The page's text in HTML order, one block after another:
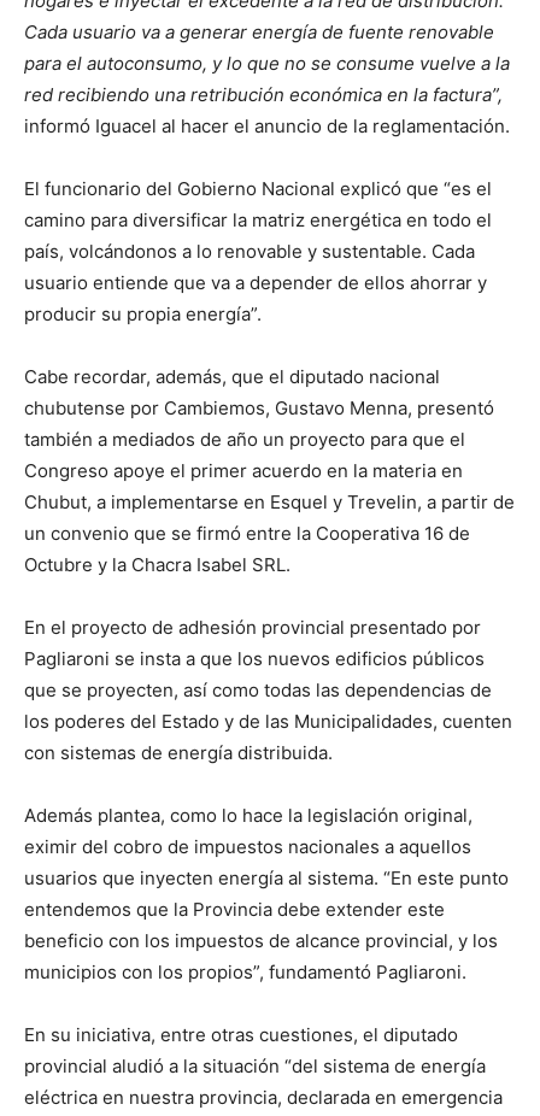
Cada usuario va a generar energía de fuente renovable
para el autoconsumo, y lo que no se consume vuelve a la
red recibiendo una retribución económica en la factura”,
informó Iguacel al hacer el anuncio de la reglamentación.
El funcionario del Gobierno Nacional explicó que “es el
camino para diversificar la matriz energética en todo el
país, volcándonos a lo renovable y sustentable. Cada
usuario entiende que va a depender de ellos ahorrar y
producir su propia energía”.
Cabe recordar, además, que el diputado nacional
chubutense por Cambiemos, Gustavo Menna, presentó
también a mediados de año un proyecto para que el
Congreso apoye el primer acuerdo en la materia en
Chubut, a implementarse en Esquel y Trevelin, a partir de
un convenio que se firmó entre la Cooperativa 16 de
Octubre y la Chacra Isabel SRL.
En el proyecto de adhesión provincial presentado por
Pagliaroni se insta a que los nuevos edificios públicos
que se proyecten, así como todas las dependencias de
los poderes del Estado y de las Municipalidades, cuenten
con sistemas de energía distribuida.
Además plantea, como lo hace la legislación original,
eximir del cobro de impuestos nacionales a aquellos
usuarios que inyecten energía al sistema. “En este punto
entendemos que la Provincia debe extender este
beneficio con los impuestos de alcance provincial, y los
municipios con los propios”, fundamentó Pagliaroni.
En su iniciativa, entre otras cuestiones, el diputado
provincial aludió a la situación “del sistema de energía
eléctrica en nuestra provincia, declarada en emergencia